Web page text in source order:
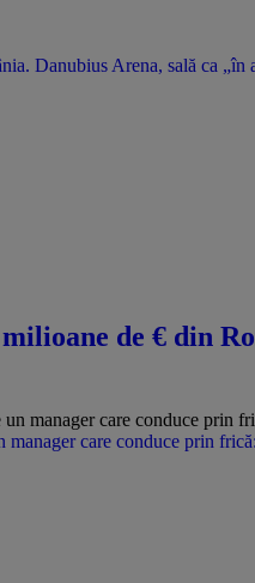
Danubius Arena, sală ca „în
de € din
care conduce prin